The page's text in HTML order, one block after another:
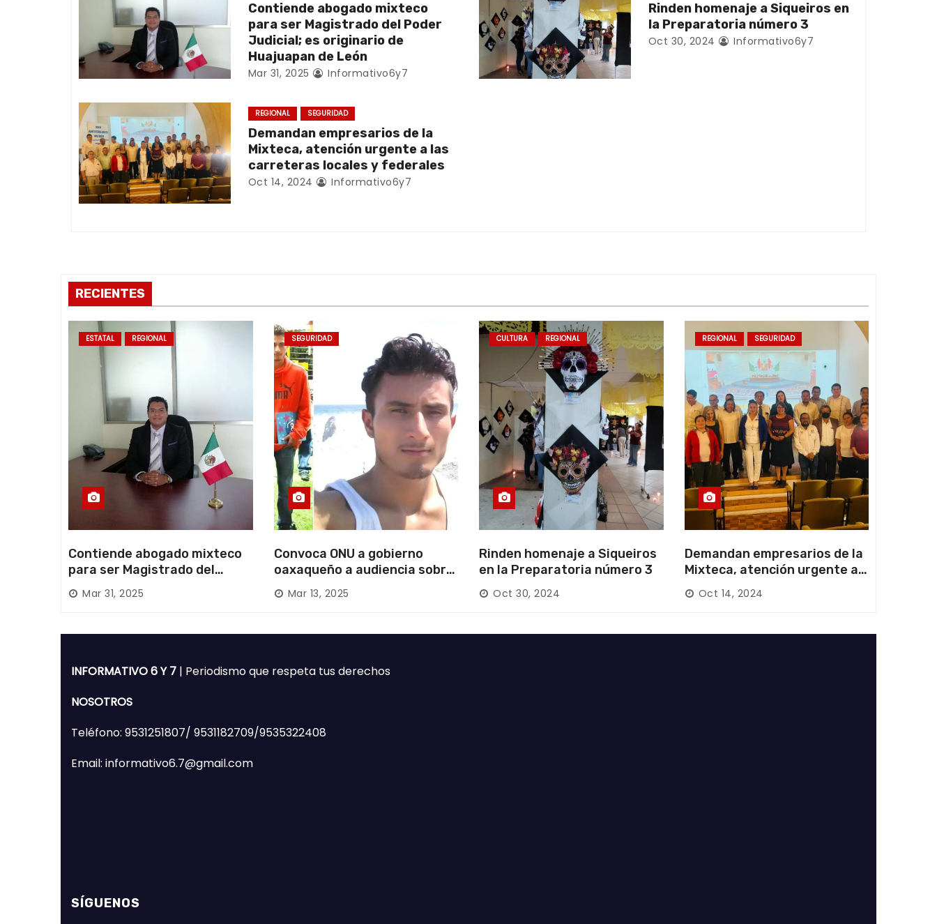
c
i
ó
n
d
e
t
r
a
s
Contiende abogado mixteco
para ser Magistrado del Poder
Judicial; es originario de
Huajuapan de León
Mar 31, 2025 Informativo6y7
Rinden homenaje a Siqueiros en
la Preparatoria número 3
Oct 30, 2024 Informativo6y7
REGIONAL SEGURIDAD
Demandan empresarios de la
Mixteca, atención urgente a las
carreteras locales y federales
Oct 14, 2024 Informativo6y7
RECIENTES
ESTATAL REGIONAL
Contiende abogado mixteco
para ser Magistrado del
Poder Judicial; es originario
de Huajuapan de León
Mar 31, 2025
SEGURIDAD
Convoca ONU a gobierno
oaxaqueño a audiencia sobre
desaparición forzada en la
Mixteca
Mar 13, 2025
CULTURA REGIONAL
Rinden homenaje a Siqueiros
en la Preparatoria número 3
Oct 30, 2024
REGIONAL SEGURIDAD
Demandan empresarios de la
Mixteca, atención urgente a
las carreteras locales y
federales
Oct 14, 2024
INFORMATIVO 6 Y 7 | Periodismo que respeta tus derechos
NOSOTROS
Teléfono: 9531251807/ 9531182709/9535322408
Email: informativo6.7@gmail.com
SÍGUENOS